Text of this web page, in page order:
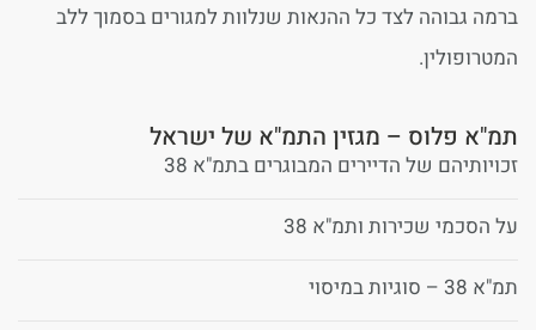
ברמה גבוהה לצד כל ההנאות שנלוות למגורים בסמוך ללב
המטרופולין.
תמ"א פלוס – מגזין התמ"א של ישראל
זכויותיהם של הדיירים המבוגרים בתמ"א 38
על הסכמי שכירות ותמ"א 38
תמ"א 38 – סוגיות במיסוי